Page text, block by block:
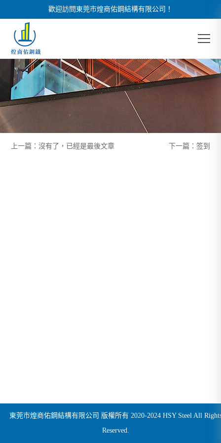
歡迎訪問東莞市煌商佑鋼結構有限公司！
上一篇：沒有了，已經是最後文章 下一篇： 签到
東莞市煌商佑鋼結構有限公司 版權所有 2020-2024 HSY Steel All
Reserved.